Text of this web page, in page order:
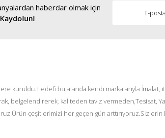
Gönder
haberdar olmak için
kuruldu.Hedefi bu alanda kendi markalarıyla İmalat,
belgelendirerek, kaliteden taviz vermeden,Tesisat,
çeşitlerimizi her geçen gün arttırıyoruz.Sizlerin